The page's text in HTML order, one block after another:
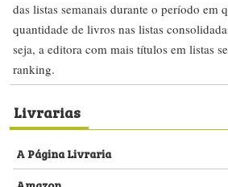
das listas semanais durante o período em
quantidade de livros nas listas
seja, a editora com mais títulos em listas
ranking.
Livrarias
A Página Livraria